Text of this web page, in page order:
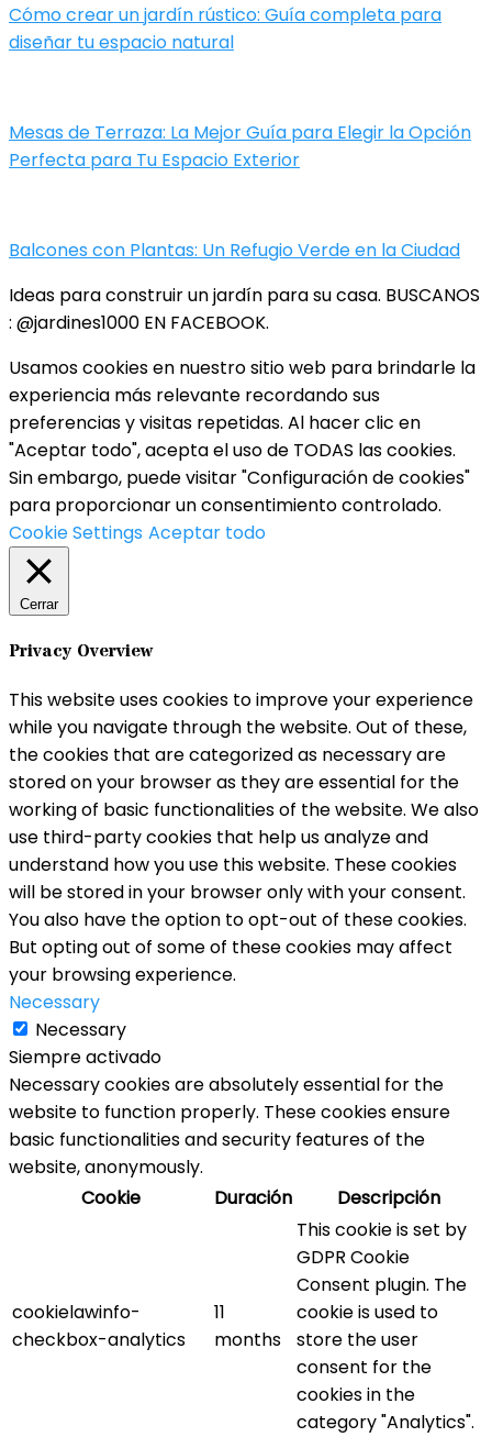
Cómo crear un jardín rústico: Guía completa para
diseñar tu espacio natural
Mesas de Terraza: La Mejor Guía para Elegir la Opción
Perfecta para Tu Espacio Exterior
Balcones con Plantas: Un Refugio Verde en la Ciudad
Ideas para construir un jardín para su casa. BUSCANOS
: @jardines1000 EN FACEBOOK.
Usamos cookies en nuestro sitio web para brindarle la
experiencia más relevante recordando sus
preferencias y visitas repetidas. Al hacer clic en
"Aceptar todo", acepta el uso de TODAS las cookies.
Sin embargo, puede visitar "Configuración de cookies"
para proporcionar un consentimiento controlado.
Cookie Settings Aceptar todo
Cerrar
Privacy Overview
This website uses cookies to improve your experience
while you navigate through the website. Out of these,
the cookies that are categorized as necessary are
stored on your browser as they are essential for the
working of basic functionalities of the website. We also
use third-party cookies that help us analyze and
understand how you use this website. These cookies
will be stored in your browser only with your consent.
You also have the option to opt-out of these cookies.
But opting out of some of these cookies may affect
your browsing experience.
Necessary
Necessary
Siempre activado
Necessary cookies are absolutely essential for the
website to function properly. These cookies ensure
basic functionalities and security features of the
website, anonymously.
Cookie
Duración Descripción
cookielawinfo-
checkbox-analytics
11
months
This cookie is set by
GDPR Cookie
Consent plugin. The
cookie is used to
store the user
consent for the
cookies in the
category "Analytics".